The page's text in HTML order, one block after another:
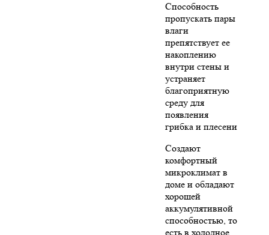
Способность
пропускать пары
влаги
препятствует ее
накоплению
внутри стены и
устраняет
благоприятную
среду для
появления
грибка и плесени
Создают
комфортный
микроклимат в
доме и обладают
хорошей
аккумулятивной
способностью, то
есть в холодное